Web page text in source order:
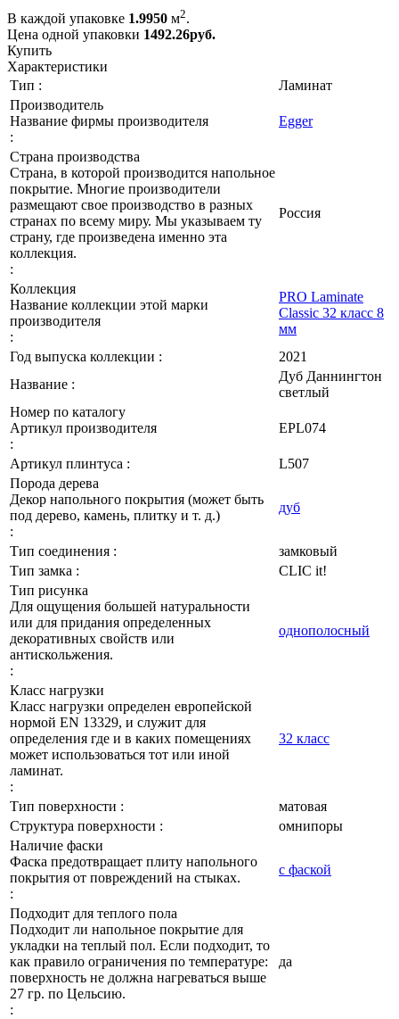
В каждой упаковке 1.9950 м2.
Цена одной упаковки 1492.26руб.
Купить
Характеристики
Тип :
Ламинат
Производитель
Название фирмы производителя
:
Egger
Страна производства
Страна, в которой производится напольное
покрытие. Многие производители
размещают свое производство в разных
странах по всему миру. Мы указываем ту
страну, где произведена именно эта
коллекция.
:
Россия
Коллекция
Название коллекции этой марки
производителя
:
PRO Laminate
Classic 32 класс 8
мм
Год выпуска коллекции :
2021
Название :
Дуб Даннингтон
светлый
Номер по каталогу
Артикул производителя
:
EPL074
Артикул плинтуса :
L507
Порода дерева
Декор напольного покрытия (может быть
под дерево, камень, плитку и т. д.)
:
дуб
Тип соединения :
замковый
Тип замка :
CLIC it!
Тип рисунка
Для ощущения большей натуральности
или для придания определенных
декоративных свойств или
антискольжения.
:
однополосный
Класс нагрузки
Класс нагрузки определен европейской
нормой EN 13329, и служит для
определения где и в каких помещениях
может использоваться тот или иной
ламинат.
:
32 класс
Тип поверхности :
матовая
Структура поверхности :
омнипоры
Наличие фаски
Фаска предотвращает плиту напольного
покрытия от повреждений на стыках.
:
с фаской
Подходит для теплого пола
Подходит ли напольное покрытие для
укладки на теплый пол. Если подходит, то
как правило ограничения по температуре:
поверхность не должна нагреваться выше
27 гр. по Цельсию.
:
да